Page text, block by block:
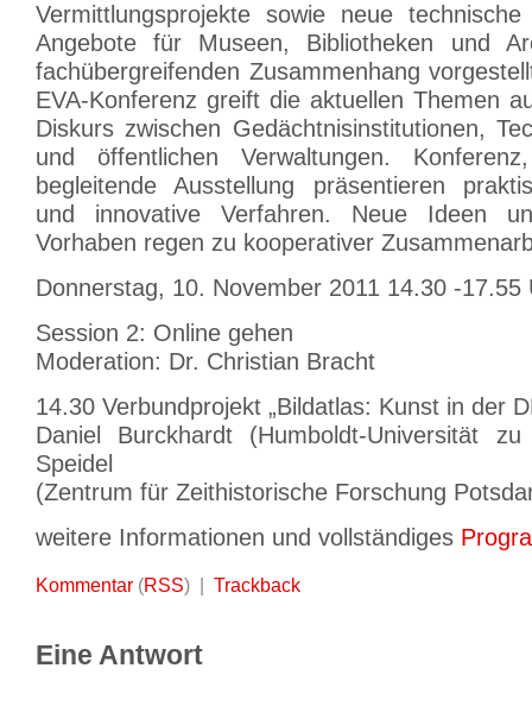
Vermittlungsprojekte sowie neue
Angebote für Museen, Bibliotheken und
fachübergreifenden Zusammenhang
EVA-Konferenz greift die aktuellen Themen
Diskurs zwischen Gedächtnisinstitutionen,
und öffentlichen Verwaltungen.
begleitende Ausstellung präsentieren
und innovative Verfahren. Neue Ideen
Vorhaben regen zu kooperativer
Donnerstag, 10. November 2011 14.30 -17.55
Session 2: Online gehen
Moderation: Dr. Christian Bracht
14.30 Verbundprojekt „Bildatlas: Kunst in der
Daniel Burckhardt (Humboldt-Universität
Speidel
(Zentrum für Zeithistorische Forschung
weitere Informationen und vollständiges
Kommentar (RSS) | Trackback
Eine Antwort